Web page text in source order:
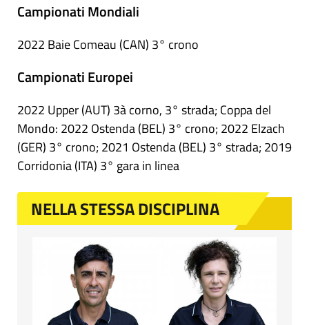
Campionati Mondiali
2022 Baie Comeau (CAN) 3° crono
Campionati Europei
2022 Upper (AUT) 3à corno, 3° strada; Coppa del
Mondo: 2022 Ostenda (BEL) 3° crono; 2022 Elzach
(GER) 3° crono; 2021 Ostenda (BEL) 3° strada; 2019
Corridonia (ITA) 3° gara in linea
NELLA STESSA DISCIPLINA